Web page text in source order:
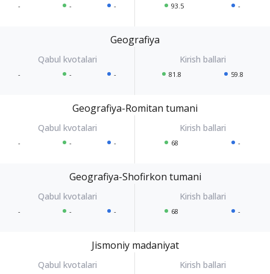
- - - 93.5 -
Geografiya
- - - 81.8 59.8
Geografiya-Romitan tumani
- - - 68 -
Geografiya-Shofirkon tumani
- - - 68 -
Jismoniy madaniyat